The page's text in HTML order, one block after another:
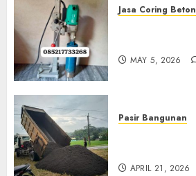
Jasa Coring Beton
MAY 5, 2026
Pasir Bangunan
APRIL 21, 2026